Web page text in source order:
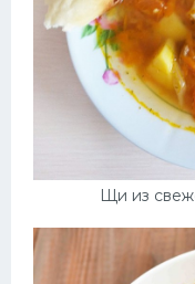
Щи из